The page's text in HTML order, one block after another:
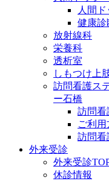
人間ド
健康診
放射線科
栄養科
透析室
しもつけ上
訪問看護ス
ー石橋
訪問看
ご利用
訪問看
外来受診
外来受診
休診情報